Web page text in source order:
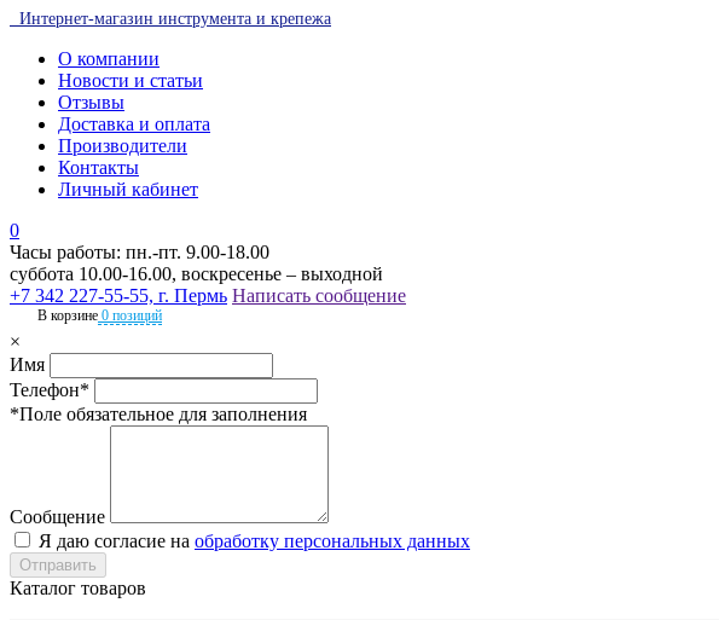
Интернет-магазин инструмента и крепежа
О компании
Новости и статьи
Отзывы
Доставка и оплата
Производители
Контакты
Личный кабинет
0
Часы работы: пн.-пт. 9.00-18.00
суббота 10.00-16.00, воскресенье – выходной
+7 342 227-55-55, г. Пермь Написать сообщение
В корзине 0 позиций
×
Имя
Телефон*
*Поле обязательное для заполнения
Сообщение
Я даю согласие на обработку персональных данных
Каталог товаров